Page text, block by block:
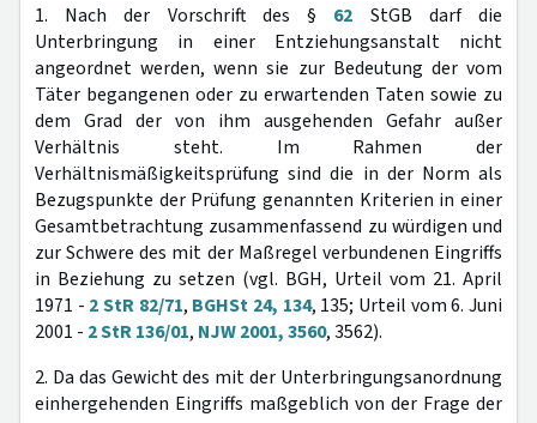
1. Nach der Vorschrift des § 62 StGB darf die
Unterbringung in einer Entziehungsanstalt nicht
angeordnet werden, wenn sie zur Bedeutung der vom
Täter begangenen oder zu erwartenden Taten sowie zu
dem Grad der von ihm ausgehenden Gefahr außer
Verhältnis steht. Im Rahmen der
Verhältnismäßigkeitsprüfung sind die in der Norm als
Bezugspunkte der Prüfung genannten Kriterien in einer
Gesamtbetrachtung zusammenfassend zu würdigen und
zur Schwere des mit der Maßregel verbundenen Eingriffs
in Beziehung zu setzen (vgl. BGH, Urteil vom 21. April
1971 - 2 StR 82/71, BGHSt 24, 134, 135; Urteil vom 6. Juni
2001 - 2 StR 136/01, NJW 2001, 3560, 3562).
2. Da das Gewicht des mit der Unterbringungsanordnung
einhergehenden Eingriffs maßgeblich von der Frage der